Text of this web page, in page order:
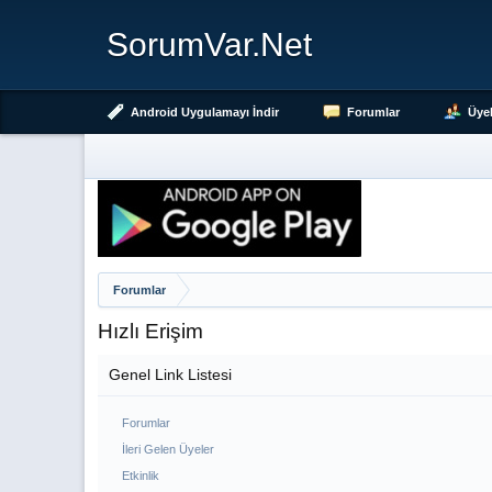
Forumlar
Hızlı Erişim
Genel Link Listesi
Forumlar
İleri Gelen Üyeler
Etkinlik
SorumVar.Net
Android Uygulamayı İndir Forumlar